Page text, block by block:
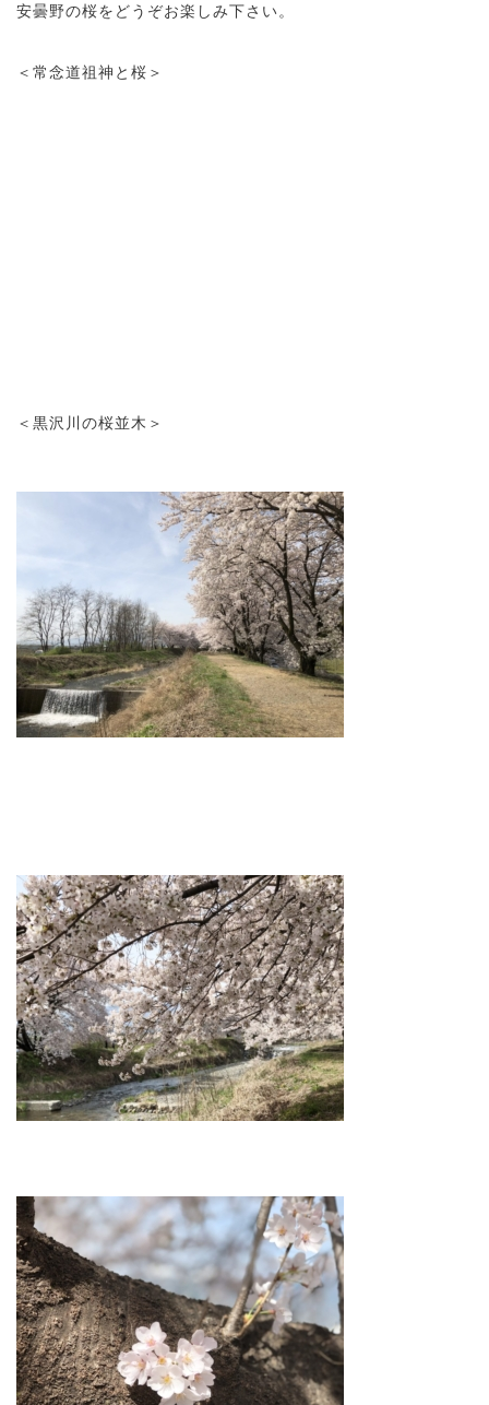
安曇野の桜をどうぞお楽しみ下さい。
＜常念道祖神と桜＞
＜黒沢川の桜並木＞